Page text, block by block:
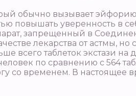
обычно вызывает
повышать уверенность в
запрещенный в
лекарства от астмы, но
всего таблеток экстази на
по сравнению с 564
со временем. В